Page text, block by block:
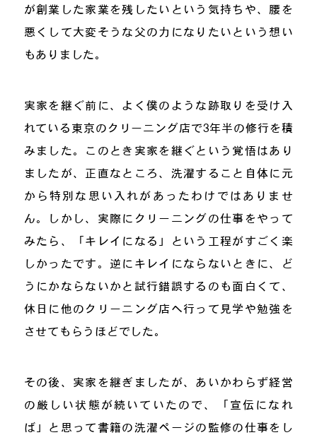
が創業した家業を残したいという気持ちや、腰を
悪くして大変そうな父の力になりたいという想い
もありました。
実家を継ぐ前に、よく僕のような跡取りを受け入
れている東京のクリーニング店で3年半の修行を積
みました。このとき実家を継ぐという覚悟はあり
ましたが、正直なところ、洗濯すること自体に元
から特別な思い入れがあったわけではありませ
ん。しかし、実際にクリーニングの仕事をやって
みたら、「キレイになる」という工程がすごく楽
しかったです。逆にキレイにならないときに、ど
うにかならないかと試行錯誤するのも面白くて、
休日に他のクリーニング店へ行って見学や勉強を
させてもらうほどでした。
その後、実家を継ぎましたが、あいかわらず経営
の厳しい状態が続いていたので、「宣伝になれ
ば」と思って書籍の洗濯ページの監修の仕事をし